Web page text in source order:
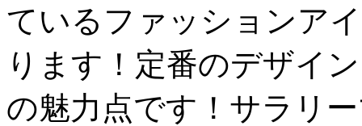
ているファッションア
ります！定番のデザイ
の魅力点です！サラリ